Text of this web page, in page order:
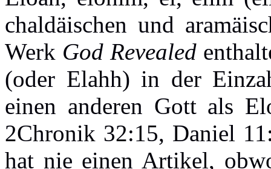
chaldäischen und
Werk God Revealed
(oder Elahh) in der
einen anderen Gott als
2Chronik 32:15, Daniel
hat nie einen Artikel,